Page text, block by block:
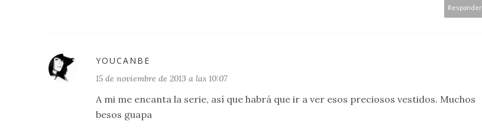
Responder
YOUCANBE
15 de noviembre de 2013 a las 10:07
A mi me encanta la serie, así que habrá que ir a ver esos preciosos vestidos. Muchos
besos guapa